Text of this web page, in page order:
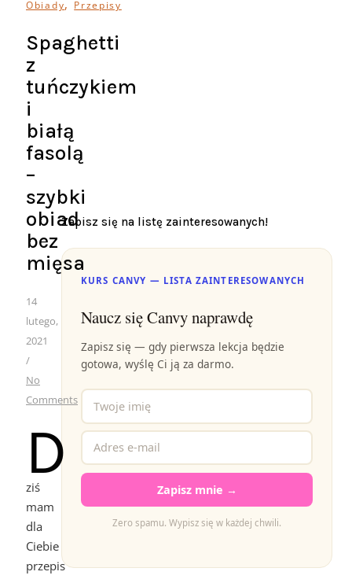
Obiady, Przepisy
Spaghetti
z
tuńczykiem
i
białą
fasolą
–
szybki
obiad
bez
mięsa
14
lutego,
2021
/
No
Comments
D
ziś
mam
dla
Ciebie
przepis
Zapisz się na listę zainteresowanych!
KURS CANVY — LISTA ZAINTERESOWANYCH
Naucz się Canvy naprawdę
Zapisz się — gdy pierwsza lekcja będzie
gotowa, wyślę Ci ją za darmo.
Zapisz mnie →
Zero spamu. Wypisz się w każdej chwili.